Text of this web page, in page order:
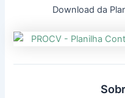
Download da